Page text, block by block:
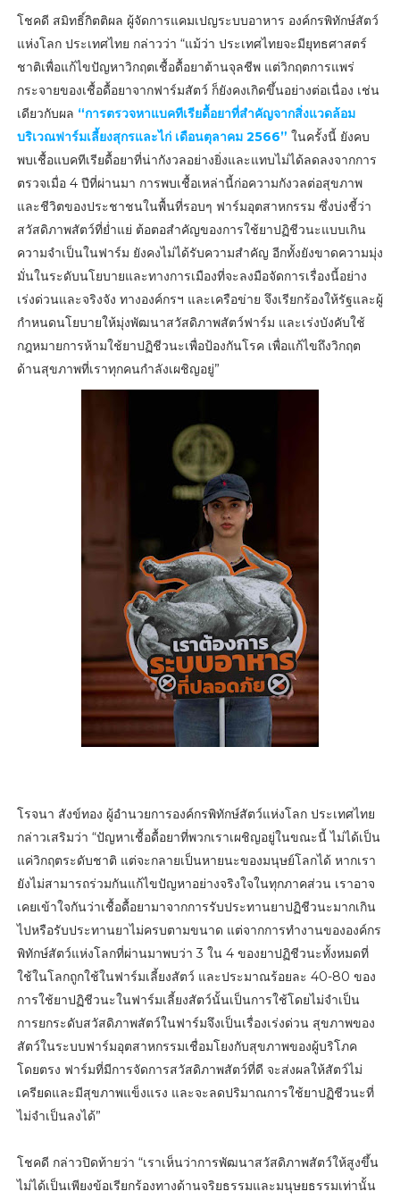
โชคดี สมิทธิ์กิตติผล ผู้จัดการแคมเปญระบบอาหาร องค์กรพิทักษ์สัตว์
แห่งโลก ประเทศไทย กล่าวว่า “แม้ว่า ประเทศไทยจะมียุทธศาสตร์
ชาติเพื่อแก้ไขปัญหาวิกฤตเชื้อดื้อยาต้านจุลชีพ แต่วิกฤตการแพร่
กระจายของเชื้อดื้อยาจากฟาร์มสัตว์ ก็ยังคงเกิดขึ้นอย่างต่อเนื่อง เช่น
เดียวกับผล “การตรวจหาแบคทีเรียดื้อยาที่สำคัญจากสิ่งแวดล้อม
บริเวณฟาร์มเลี้ยงสุกรและไก่ เดือนตุลาคม 2566” ในครั้งนี้ ยังคบ
พบเชื้อแบคทีเรียดื้อยาที่น่ากังวลอย่างยิ่งและแทบไม่ได้ลดลงจากการ
ตรวจเมื่อ 4 ปีที่ผ่านมา การพบเชื้อเหล่านี้ก่อความกังวลต่อสุขภาพ
และชีวิตของประชาชนในพื้นที่รอบๆ ฟาร์มอุตสาหกรรม ซึ่งบ่งชี้ว่า
สวัสดิภาพสัตว์ที่ย่ำแย่ ต้อตอสำคัญของการใช้ยาปฏิชีวนะแบบเกิน
ความจำเป็นในฟาร์ม ยังคงไม่ได้รับความสำคัญ อีกทั้งยังขาดความมุ่ง
มั่นในระดับนโยบายและทางการเมืองที่จะลงมือจัดการเรื่องนี้อย่าง
เร่งด่วนและจริงจัง ทางองค์กรฯ และเครือข่าย จึงเรียกร้องให้รัฐและผู้
กำหนดนโยบายให้มุ่งพัฒนาสวัสดิภาพสัตว์ฟาร์ม และเร่งบังคับใช้
กฎหมายการห้ามใช้ยาปฏิชีวนะเพื่อป้องกันโรค เพื่อแก้ไขถึงวิกฤต
ด้านสุขภาพที่เราทุกคนกำลังเผชิญอยู่”
โรจนา สังข์ทอง ผู้อำนวยการองค์กรพิทักษ์สัตว์แห่งโลก ประเทศไทย
กล่าวเสริมว่า “ปัญหาเชื้อดื้อยาที่พวกเราเผชิญอยู่ในขณะนี้ ไม่ได้เป็น
แค่วิกฤตระดับชาติ แต่จะกลายเป็นหายนะของมนุษย์โลกได้ หากเรา
ยังไม่สามารถร่วมกันแก้ไขปัญหาอย่างจริงใจในทุกภาคส่วน เราอาจ
เคยเข้าใจกันว่าเชื้อดื้อยามาจากการรับประทานยาปฏิชีวนะมากเกิน
ไปหรือรับประทานยาไม่ครบตามขนาด แต่จากการทำงานขององค์กร
พิทักษ์สัตว์แห่งโลกที่ผ่านมาพบว่า 3 ใน 4 ของยาปฏิชีวนะทั้งหมดที่
ใช้ในโลกถูกใช้ในฟาร์มเลี้ยงสัตว์ และประมาณร้อยละ 40-80 ของ
การใช้ยาปฏิชีวนะในฟาร์มเลี้ยงสัตว์นั้นเป็นการใช้โดยไม่จำเป็น
การยกระดับสวัสดิภาพสัตว์ในฟาร์มจึงเป็นเรื่องเร่งด่วน สุขภาพของ
สัตว์ในระบบฟาร์มอุตสาหกรรมเชื่อมโยงกับสุขภาพของผู้บริโภค
โดยตรง ฟาร์มที่มีการจัดการสวัสดิภาพสัตว์ที่ดี จะส่งผลให้สัตว์ไม่
เครียดและมีสุขภาพแข็งแรง และจะลดปริมาณการใช้ยาปฏิชีวนะที่
ไม่จำเป็นลงได้”
โชคดี กล่าวปิดท้ายว่า “เราเห็นว่าการพัฒนาสวัสดิภาพสัตว์ให้สูงขึ้น
ไม่ได้เป็นเพียงข้อเรียกร้องทางด้านจริยธรรมและมนุษยธรรมเท่านั้น